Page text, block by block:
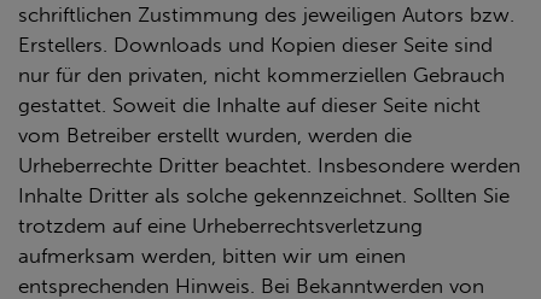
schriftlichen Zustimmung des jeweiligen Autors bzw.
Erstellers. Downloads und Kopien dieser Seite sind
nur für den privaten, nicht kommerziellen Gebrauch
gestattet. Soweit die Inhalte auf dieser Seite nicht
vom Betreiber erstellt wurden, werden die
Urheberrechte Dritter beachtet. Insbesondere werden
Inhalte Dritter als solche gekennzeichnet. Sollten Sie
trotzdem auf eine Urheberrechtsverletzung
aufmerksam werden, bitten wir um einen
entsprechenden Hinweis. Bei Bekanntwerden von